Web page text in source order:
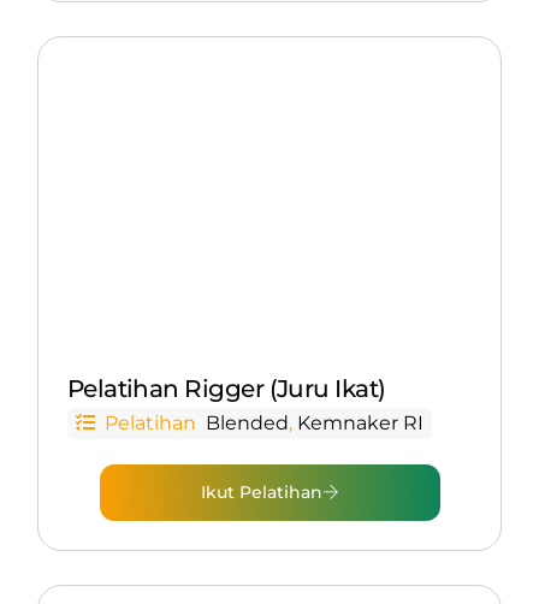
Pelatihan Rigger (Juru Ikat)
Pelatihan Blended, Kemnaker RI
Ikut Pelatihan